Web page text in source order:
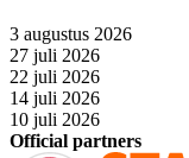
3 augustus 2026
27 juli 2026
22 juli 2026
14 juli 2026
10 juli 2026
Official partners